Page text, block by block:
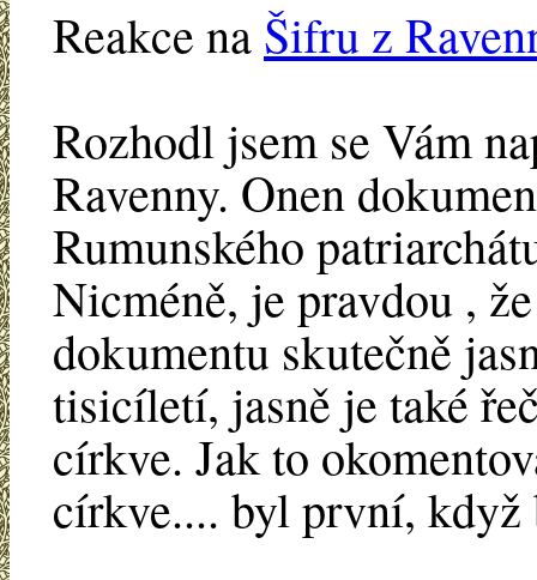
Reakce na Šifru z
Rozhodl jsem se Vám
Ravenny. Onen
Rumunského
Nicméně, je pravdou ,
dokumentu skutečně
tisicíletí, jasně je také
církve. Jak to
církve.... byl první, když